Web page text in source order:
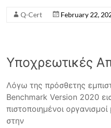
Q-Cert February 22,
Υποχρεωτικές
Λόγω της πρόσθετης
Benchmark Version 2020
πιστοποιημένοι
στην